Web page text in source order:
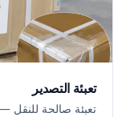
تعبئة التصدير
تعبئة صالحة